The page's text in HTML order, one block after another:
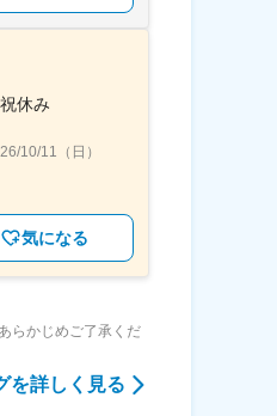
休み
10/11（日）
気になる
らかじめご了承くだ
を詳しく見る